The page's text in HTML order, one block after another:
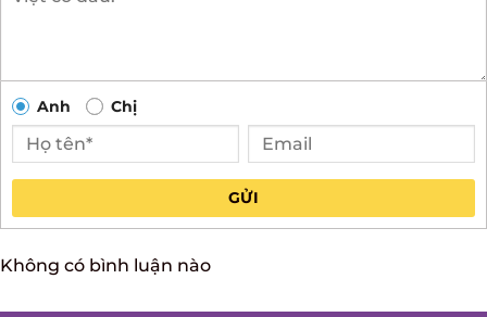
Anh Chị
GỬI
Không có bình luận nào